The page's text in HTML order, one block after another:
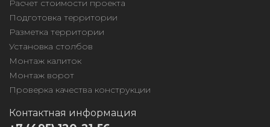
Расчет стоимости проекта
Подготовка территории
Разметка территории
Установка столбов
Монтаж калиток
Монтаж ворот
Проверка качества конструкции
Контактная информация